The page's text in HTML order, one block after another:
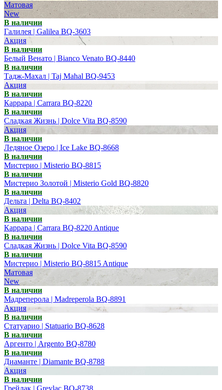
Матовая
New
В наличии
Галилея | Galilea BQ-3603
Акция
В наличии
Белый Венато | Bianco Venato BQ-8440
В наличии
Тадж-Махал | Taj Mahal BQ-9453
Акция
В наличии
Каррара | Carrara BQ-8220
В наличии
Сладкая Жизнь | Dolce Vita BQ-8590
Акция
В наличии
Ледяное Озеро | Ice Lake BQ-8668
В наличии
Мистерио | Misterio BQ-8815
В наличии
Мистерио Золотой | Misterio Gold BQ-8820
В наличии
Дельта | Delta BQ-8402
Акция
В наличии
Каррара | Carrara BQ-8220 Antique
В наличии
Сладкая Жизнь | Dolce Vita BQ-8590
В наличии
Мистерио | Misterio BQ-8815 Antique
Матовая
New
В наличии
Мадреперола | Madreperola BQ-8891
Акция
В наличии
Статуарио | Statuario BQ-8628
В наличии
Аргенто | Argento BQ-8780
В наличии
Диаманте | Diamante BQ-8788
Акция
В наличии
Грейлак | Greylac BQ-8738